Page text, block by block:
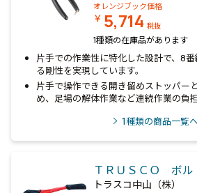
オレンジブック価格
￥ 5,714 税抜
1種類の在庫品があります
片手での作業性に特化した設計で、8
る剛性を実現しています。
片手で操作できる開き留めストッパー
め、足場の解体作業など連続作業の負
1種類の商品一覧
ＴＲＵＳＣＯ ボル
トラスコ中山（株）